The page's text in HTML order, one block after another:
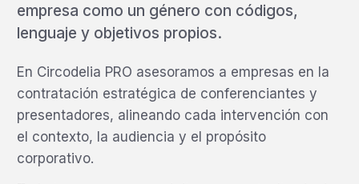
empresa como un género con códigos,
lenguaje y objetivos propios.
En Circodelia PRO asesoramos a empresas en la
contratación estratégica de conferenciantes y
presentadores, alineando cada intervención con
el contexto, la audiencia y el propósito
corporativo.